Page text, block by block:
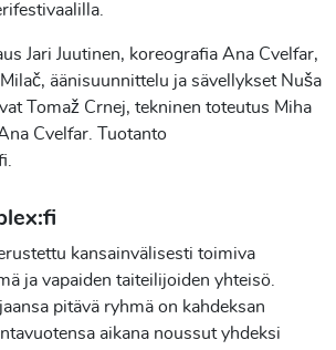
Jari Juutinen, koreografia Ana Cvelfar,
äänisuunnittelu ja sävellykset Nuša
Tomaž Crnej, tekninen toteutus Miha
Cvelfar. Tuotanto
kansainvälisesti toimiva
ja vapaiden taiteilijoiden yhteisö.
pitävä ryhmä on kahdeksan
aikana noussut yhdeksi